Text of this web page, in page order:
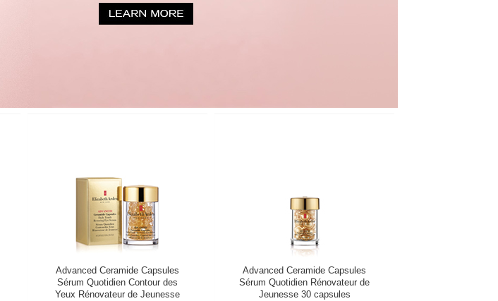
Advanced Ceramide Capsules
Sérum Quotidien Contour des
Yeux Rénovateur de Jeunesse
Advanced Ceramide Capsules
Sérum Quotidien Rénovateur de
Jeunesse 30 capsules